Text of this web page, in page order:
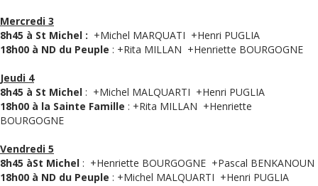
Mercredi 3
8h45 à St Michel : +Michel MARQUATI +Henri PUGLIA
18h00 à ND du Peuple : +Rita MILLAN +Henriette BOURGOGNE
Jeudi 4
8h45 à St Michel : +Michel MALQUARTI +Henri PUGLIA
18h00 à la Sainte Famille : +Rita MILLAN +Henriette
BOURGOGNE
Vendredi 5
8h45 àSt Michel : +Henriette BOURGOGNE +Pascal BENKANOUN
18h00 à ND du Peuple : +Michel MALQUARTI +Henri PUGLIA